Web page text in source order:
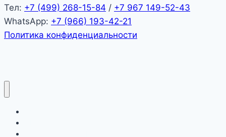
Тел: +7 (499) 268-15-84 / +7 967 149-52-43
WhatsApp: +7 (966) 193-42-21
Политика конфиденциальности